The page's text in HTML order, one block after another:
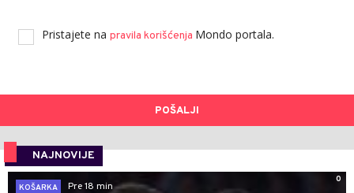
Pristajete na pravila korišćenja Mondo portala.
POŠALJI
NAJNOVIJE
0
KOŠARKA
Pre 18 min